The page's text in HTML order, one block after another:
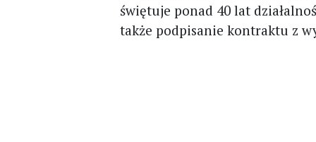
świętuje ponad 40 lat
także podpisanie kontraktu z